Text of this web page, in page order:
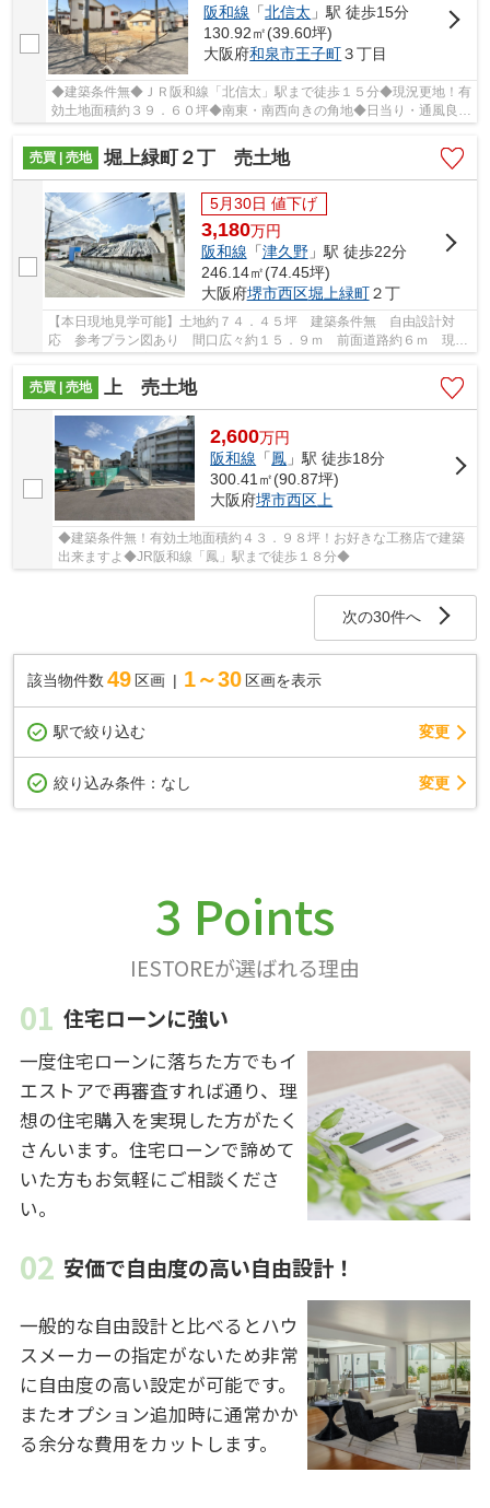
阪和線 「北信太 」駅 徒歩15分
130.92㎡(39.60坪)
大阪府和泉市王子町３丁目
◆建築条件無◆ＪＲ阪和線「北信太」駅まで徒歩１５分◆現況更地！有
効土地面積約３９．６０坪◆南東・南西向きの角地◆日当り・通風良好
売買 | 売地
堀上緑町２丁 売土地
5月30日 値下げ
3,180万円
阪和線 「津久野」駅 徒歩22分
246.14㎡(74.45坪)
大阪府堺市西区堀上緑町２丁
【本日現地見学可能】土地約７４．４５坪 建築条件無 自由設計対
応 参考プラン図あり 間口広々約１５．９ｍ 前面道路約６ｍ 現況
売買 | 売地
上 売土地
2,600万円
阪和線 「鳳 」駅 徒歩18分
300.41㎡(90.87坪)
大阪府堺市西区 上
◆建築条件無！有効土地面積約４３．９８坪！お好きな工務店で建築
出来ますよ◆JR阪和線「鳳」駅まで徒歩１８分◆
次の30件へ
該当物件数 49 区画 1～30 区画を表示
駅で絞り込む 変更
絞り込み条件： なし 変更
3 Points
IESTOREが選ばれる理由
住宅ローンに強い
一度住宅ローンに落ちた方でもイ
エストアで再審査すれば通り、理
想の住宅購入を実現した方がたく
さんいます。住宅ローンで諦めて
いた方もお気軽にご相談くださ
い。
安価で自由度の高い自由設計！
一般的な自由設計と比べるとハウ
スメーカーの指定がないため非常
に自由度の高い設定が可能です。
またオプション追加時に通常かか
る余分な費用をカットします。